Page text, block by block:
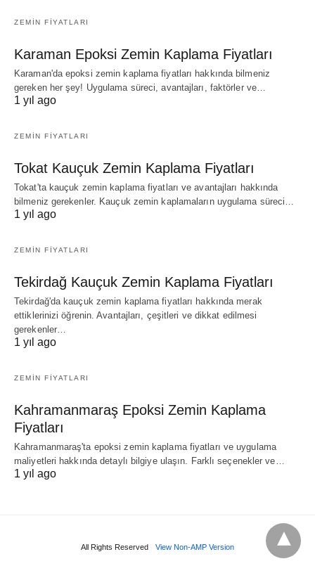
ZEMIN FIYATLARI
Karaman Epoksi Zemin Kaplama Fiyatları
Karaman'da epoksi zemin kaplama fiyatları hakkında bilmeniz
gereken her şey! Uygulama süreci, avantajları, faktörler ve…
1 yıl ago
ZEMIN FIYATLARI
Tokat Kauçuk Zemin Kaplama Fiyatları
Tokat'ta kauçuk zemin kaplama fiyatları ve avantajları hakkında
bilmeniz gerekenler. Kauçuk zemin kaplamaların uygulama süreci…
1 yıl ago
ZEMIN FIYATLARI
Tekirdağ Kauçuk Zemin Kaplama Fiyatları
Tekirdağ'da kauçuk zemin kaplama fiyatları hakkında merak
ettiklerinizi öğrenin. Avantajları, çeşitleri ve dikkat edilmesi
gerekenler…
1 yıl ago
ZEMIN FIYATLARI
Kahramanmaraş Epoksi Zemin Kaplama
Fiyatları
Kahramanmaraş'ta epoksi zemin kaplama fiyatları ve uygulama
maliyetleri hakkında detaylı bilgiye ulaşın. Farklı seçenekler ve…
1 yıl ago
All Rights Reserved View Non-AMP Version